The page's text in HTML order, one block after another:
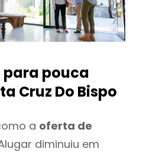
pouca
Cruz Do Bispo
a oferta de
diminuiu em